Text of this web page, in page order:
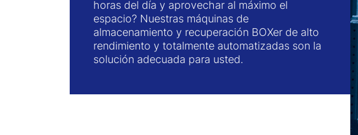
horas del día y aprovechar al máximo el
espacio? Nuestras máquinas de
almacenamiento y recuperación BOXer de alto
rendimiento y totalmente automatizadas son la
solución adecuada para usted.